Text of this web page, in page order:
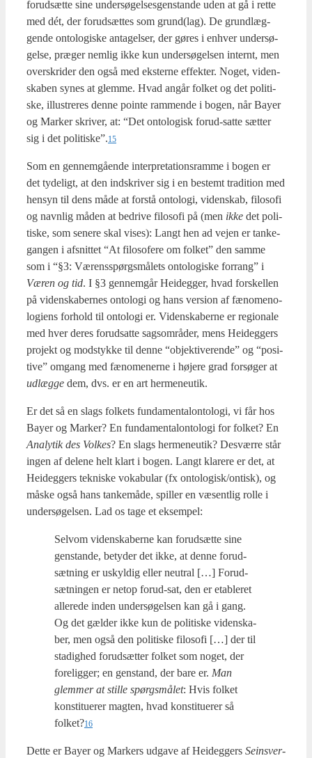
for­ud­sæt­te sine under­sø­gel­ses­gen­stan­de uden at gå i ret­te
med dét, der for­ud­sæt­tes som grund(lag). De grund­læg­
gen­de onto­lo­gi­ske anta­gel­ser, der gøres i enhver under­sø­
gel­se, præ­ger nem­lig ikke kun under­sø­gel­sen inter­nt, men
over­skri­der den også med ekster­ne effek­ter. Noget, viden­
ska­ben synes at glem­me. Hvad angår fol­ket og det poli­ti­
ske, illu­stre­res den­ne poin­te ram­men­de i bogen, når Bay­er
og Mar­ker skri­ver, at: “Det onto­lo­gisk for­ud-sat­te sæt­ter
sig i det politiske”.15
Som en gen­nem­gå­en­de inter­pre­ta­tions­ram­me i bogen er
det tyde­ligt, at den ind­skri­ver sig i en bestemt tra­di­tion med
hen­syn til dens måde at for­stå onto­lo­gi, viden­skab, filo­so­fi
og navn­lig måden at bedri­ve filo­so­fi på (men ikke det poli­
ti­ske, som sene­re skal vises): Langt hen ad vej­en er tan­ke­
gan­gen i afsnit­tet “At filo­so­fe­re om fol­ket” den sam­me
som i “§3: Vær­ens­spørgs­må­lets onto­lo­gi­ske for­rang” i
Væren og tid. I §3 gen­nem­går Hei­deg­ger, hvad for­skel­len
på viden­ska­ber­nes onto­lo­gi og hans ver­sion af fæno­meno­
lo­gi­ens for­hold til onto­lo­gi er. Viden­ska­ber­ne er regio­na­le
med hver deres for­ud­sat­te sags­om­rå­der, mens Hei­deg­gers
pro­jekt og mod­styk­ke til den­ne “objek­ti­ve­ren­de” og “posi­
ti­ve” omgang med fæno­me­ner­ne i høje­re grad for­sø­ger at
udlæg­ge dem, dvs. er en art her­me­neu­tik.
Er det så en slags fol­kets fun­da­men­ta­lon­to­lo­gi, vi får hos
Bay­er og Mar­ker? En fun­da­men­ta­lon­to­lo­gi for fol­ket? En
Ana­ly­tik des Vol­kes? En slags her­me­neu­tik? Desvær­re står
ingen af dele­ne helt klart i bogen. Langt kla­re­re er det, at
Hei­deg­gers tek­ni­ske voka­bu­lar (fx ontologisk/ontisk), og
måske også hans tan­ke­må­de, spil­ler en væsent­lig rol­le i
under­sø­gel­sen. Lad os tage et eksem­pel:
Selv­om viden­ska­ber­ne kan for­ud­sæt­te sine
gen­stan­de, bety­der det ikke, at den­ne for­ud­
sæt­ning er uskyl­dig eller neut­ral […] For­ud­
sæt­nin­gen er net­op for­ud-sat, den er etab­le­ret
alle­re­de inden under­sø­gel­sen kan gå i gang.
Og det gæl­der ikke kun de poli­ti­ske viden­ska­
ber, men også den poli­ti­ske filo­so­fi […] der til
sta­dig­hed for­ud­sæt­ter fol­ket som noget, der
fore­lig­ger; en gen­stand, der bare er. Man
glem­mer at stil­le spørgs­må­let: Hvis fol­ket
kon­sti­tu­e­rer mag­ten, hvad kon­sti­tu­e­rer så
folket?16
Det­te er Bay­er og Mar­kers udga­ve af Hei­deg­gers Seins­ver­